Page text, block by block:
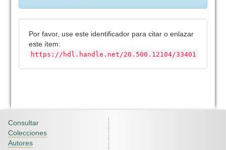
Por favor, use este identificador para citar o enlazar
este ítem:
https://hdl.handle.net/20.500.12104/33401
Consultar
Colecciones
Autores